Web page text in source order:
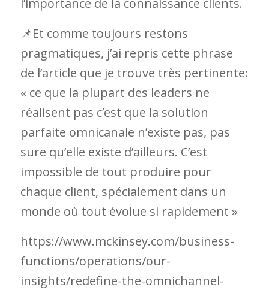
l’importance de la connaissance clients.
📌Et comme toujours restons
pragmatiques, j’ai repris cette phrase
de l’article que je trouve très pertinente:
« ce que la plupart des leaders ne
réalisent pas c’est que la solution
parfaite omnicanale n’existe pas, pas
sure qu’elle existe d’ailleurs. C’est
impossible de tout produire pour
chaque client, spécialement dans un
monde où tout évolue si rapidement »
https://www.mckinsey.com/business-
functions/operations/our-
insights/redefine-the-omnichannel-